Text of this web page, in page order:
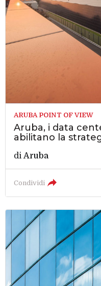
ARUBA POINT OF VIEW
Aruba, i data
abilitano la
diAruba
Condividi